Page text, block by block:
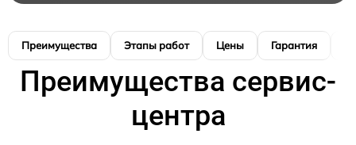
Преимущества Этапы работ Цены Гарантия
Преимущества сервис-
центра